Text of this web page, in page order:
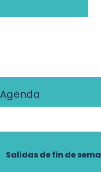
Agenda
Salidas de fin de